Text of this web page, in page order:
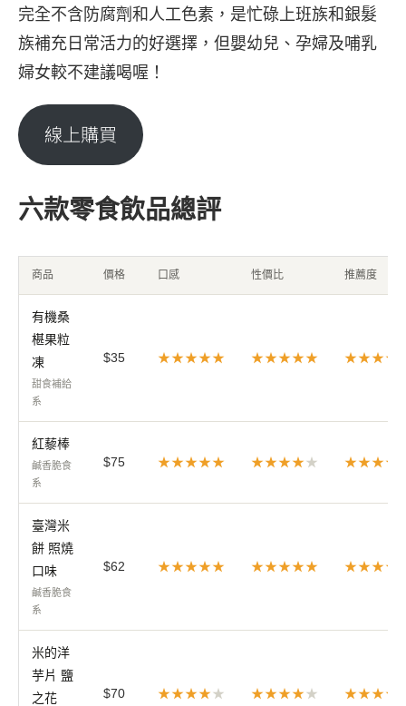
完全不含防腐劑和人工色素，是忙碌上班族和銀髮
族補充日常活力的好選擇，但嬰幼兒、孕婦及哺乳
婦女較不建議喝喔！
線上購買
六款零食飲品總評
商品 價格 口感 性價比 推薦度
有機桑
椹果粒
凍
甜食補給
系
$35 ★★★★★ ★★★★★
紅藜棒
鹹香脆食
系
$75 ★★★★★ ★★★★★
臺灣米
餅 照燒
口味
鹹香脆食
系
$62 ★★★★★ ★★★★★ ★★★★
米的洋
芋片 鹽
之花
$70 ★★★★★ ★★★★★ ★★★★